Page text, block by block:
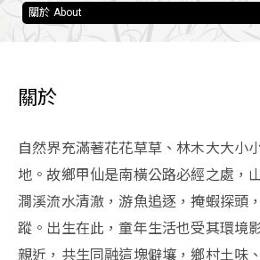
關於 About
關於
自然界充滿著花花草草、林木大大小
地。故鄉甲仙是南橫公路必經之處，
澗溪流水清澈，游魚追逐，掩蝦探頭
蹤。出生在此，童年生活也受其環境
親近，共生同融這塊僻壤，鄉村土味